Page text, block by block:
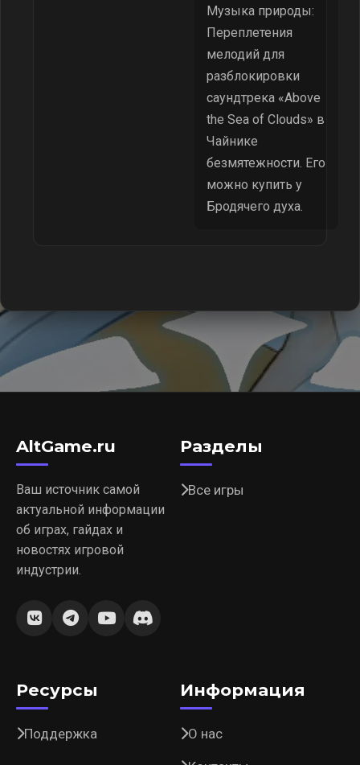
Музыка природы:
Переплетения
мелодий для
разблокировки
саундтрека «Above
the Sea of Clouds» в
Чайнике
безмятежности. Его
можно купить у
Бродячего духа.
AltGame.ru
Ваш источник самой
актуальной информации
об играх, гайдах и
новостях игровой
индустрии.
Разделы
Все игры
Ресурсы
Поддержка
Информация
О нас